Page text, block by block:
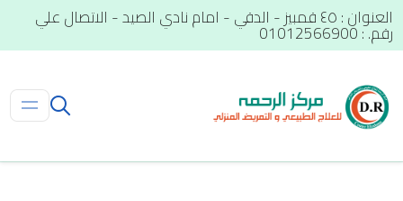
العنوان : ٤٥ قمبيز - الدقي - امام نادي الصيد - الاتصال علي
رقم. : 01012566900